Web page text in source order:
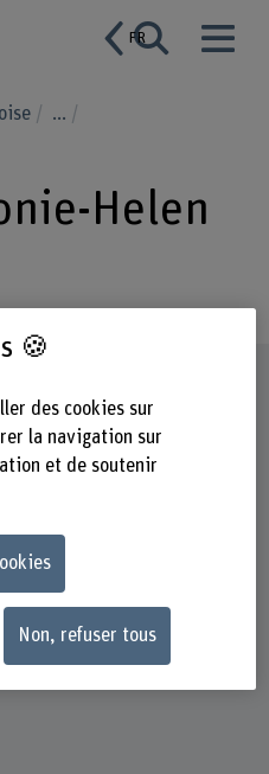
FR
...
Helen
🍪
des cookies sur
la navigation sur
et de soutenir
Non, refuser tous